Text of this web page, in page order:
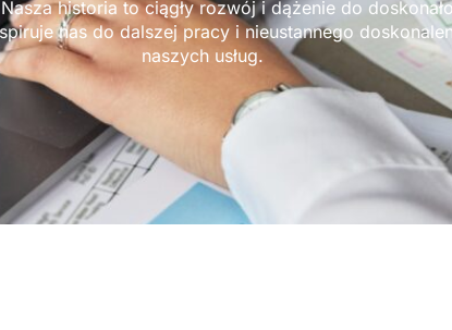
historia to ciągły rozwój i dążenie do
nas do dalszej pracy i nieustannego
naszych usług.